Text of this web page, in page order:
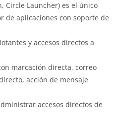
Circle Launcher) es el único
de aplicaciones con soporte de
y accesos directos a
marcación directa, correo
acción de mensaje
accesos directos de